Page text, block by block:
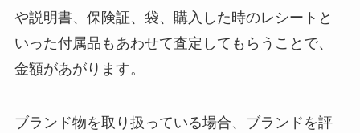
や説明書、保険証、袋、購入した時のレシートと
いった付属品もあわせて査定してもらうことで、
金額があがります。
ブランド物を取り扱っている場合、ブランドを評